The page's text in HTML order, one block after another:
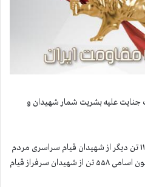
علیه بشریت شمار شهیدان و
سازمان مجاهدین خلق ایران اسامی ۱۱ تن دیگر از شهیدان قیام سراسری مردم
ایران را منتشر کرد. به این ترتیب تا کنون اسامی ۵۵۸ تن از شهیدان سرفراز قیام